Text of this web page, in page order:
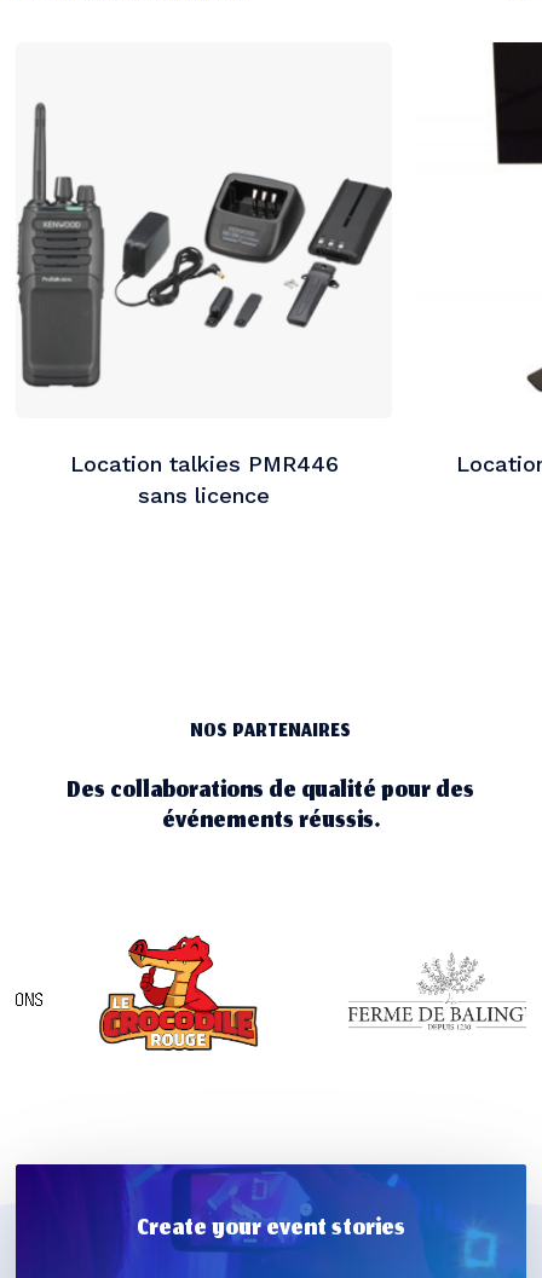
Location talkies PMR446
sans licence
NOS PARTENAIRES
Des collaborations de qualité pour des
événements réussis.
Create your event stories